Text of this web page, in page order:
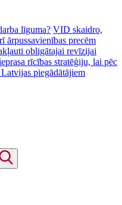
līguma? VID skaidro,
ārpussavienības precēm
obligātajai revīzijai
rīcības stratēģiju, lai pēc
piegādātājiem